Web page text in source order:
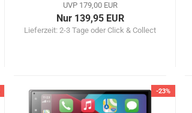
UVP 179,00 EUR
Nur 139,95 EUR
Lieferzeit: 2-3 Tage oder Click & Collect
-23%